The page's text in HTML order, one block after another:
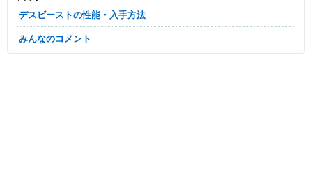
デスビーストの性能・入手方法
みんなのコメント